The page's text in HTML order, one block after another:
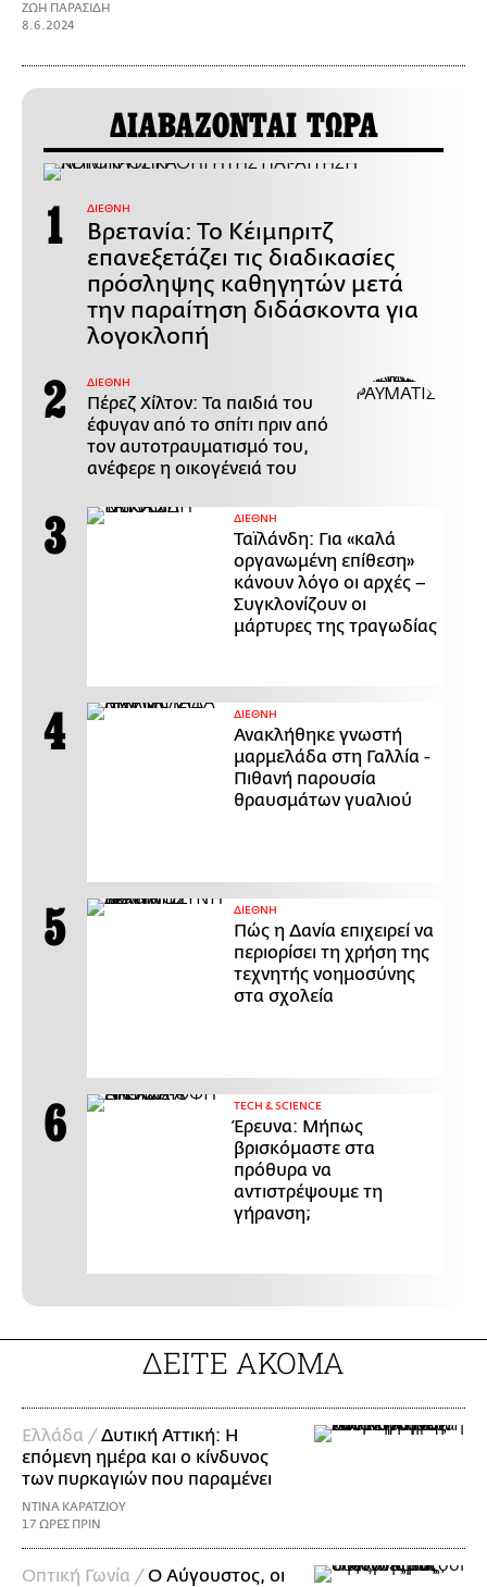
ΖΩΗ ΠΑΡΑΣΙΔΗ
8.6.2024
ΔΙΑΒΑΖΟΝΤΑΙ ΤΩΡΑ
ΔΙΕΘΝΗ
Βρετανία: Το Κέιμπριτζ
επανεξετάζει τις διαδικασίες
πρόσληψης καθηγητών μετά
την παραίτηση διδάσκοντα για
λογοκλοπή
ΔΙΕΘΝΗ
Πέρεζ Χίλτον: Τα παιδιά του
έφυγαν από το σπίτι πριν από
τον αυτοτραυματισμό του,
ανέφερε η οικογένειά του
ΔΙΕΘΝΗ
Ταϊλάνδη: Για «καλά
οργανωμένη επίθεση»
κάνουν λόγο οι αρχές –
Συγκλονίζουν οι
μάρτυρες της τραγωδίας
ΔΙΕΘΝΗ
Ανακλήθηκε γνωστή
μαρμελάδα στη Γαλλία -
Πιθανή παρουσία
θραυσμάτων γυαλιού
ΔΙΕΘΝΗ
Πώς η Δανία επιχειρεί να
περιορίσει τη χρήση της
τεχνητής νοημοσύνης
στα σχολεία
ΤECH & SCIENCE
Έρευνα: Μήπως
βρισκόμαστε στα
πρόθυρα να
αντιστρέψουμε τη
γήρανση;
ΔΕΙΤΕ ΑΚΟΜΑ
Ελλάδα /Δυτική Αττική: Η
επόμενη ημέρα και ο κίνδυνος
των πυρκαγιών που παραμένει
ΝΤΙΝΑ ΚΑΡΑΤΖΙΟΥ
17 ΩΡΕΣ ΠΡΙΝ
Οπτική Γωνία /Ο Αύγουστος, οι